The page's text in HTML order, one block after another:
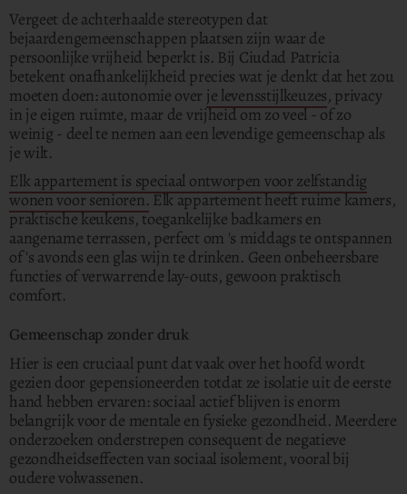
Vergeet de achterhaalde stereotypen dat
bejaardengemeenschappen plaatsen zijn waar de
persoonlijke vrijheid beperkt is. Bij Ciudad Patricia
betekent onafhankelijkheid precies wat je denkt dat het zou
moeten doen: autonomie over je levensstijlkeuzes, privacy
in je eigen ruimte, maar de vrijheid om zo veel - of zo
weinig - deel te nemen aan een levendige gemeenschap als
je wilt.
Elk appartement is speciaal ontworpen voor zelfstandig
wonen voor senioren.Elk appartement heeft ruime kamers,
praktische keukens, toegankelijke badkamers en
aangename terrassen, perfect om 's middags te ontspannen
of 's avonds een glas wijn te drinken. Geen onbeheersbare
functies of verwarrende lay-outs, gewoon praktisch
comfort.
Gemeenschap zonder druk
Hier is een cruciaal punt dat vaak over het hoofd wordt
gezien door gepensioneerden totdat ze isolatie uit de eerste
hand hebben ervaren: sociaal actief blijven is enorm
belangrijk voor de mentale en fysieke gezondheid. Meerdere
onderzoeken onderstrepen consequent de negatieve
gezondheidseffecten van sociaal isolement, vooral bij
oudere volwassenen.